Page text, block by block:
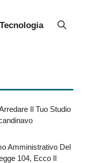
Tecnologia
Il Tuo Studio
Amministrativo Del
104, Ecco Il